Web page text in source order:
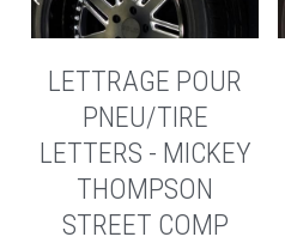
LETTRAGE POUR
PNEU/TIRE
LETTERS - MICKEY
THOMPSON
STREET COMP